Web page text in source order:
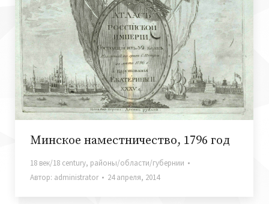
Минское наместничество, 1796 год
18 век/18 century, районы/области/губернии
Автор: administrator 24 апреля, 2014